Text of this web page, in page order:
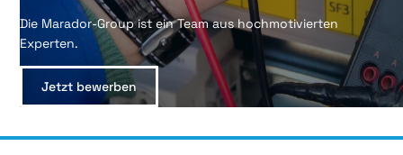
Die Marador-Group ist ein Team aus hochmotivierten
Experten.
Jetzt bewerben